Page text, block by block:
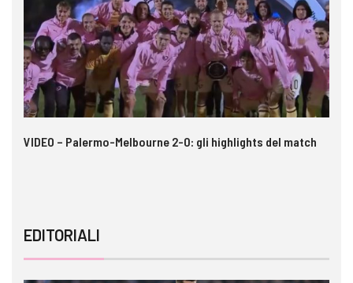
VIDEO – Palermo-Melbourne 2-0: gli highlights del match
EDITORIALI